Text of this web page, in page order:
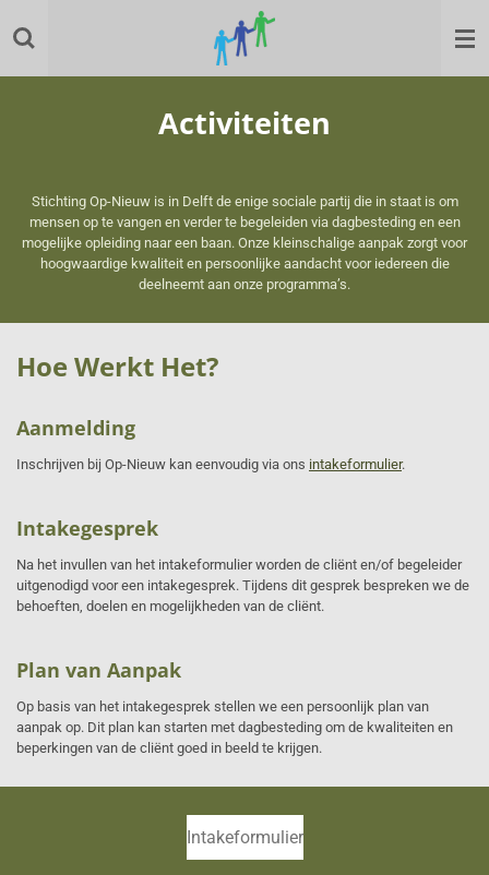
direct
Activiteiten
Stichting Op-Nieuw is in Delft de enige sociale partij die in staat is om
mensen op te vangen en verder te begeleiden via dagbesteding en een
mogelijke opleiding naar een baan. Onze kleinschalige aanpak zorgt voor
hoogwaardige kwaliteit en persoonlijke aandacht voor iedereen die
deelneemt aan onze programma’s.
Hoe Werkt Het?
Aanmelding
Inschrijven bij Op-Nieuw kan eenvoudig via ons intakeformulier.
Intakegesprek
Na het invullen van het intakeformulier worden de cliënt en/of begeleider
uitgenodigd voor een intakegesprek. Tijdens dit gesprek bespreken we de
behoeften, doelen en mogelijkheden van de cliënt.
Plan van Aanpak
Op basis van het intakegesprek stellen we een persoonlijk plan van
aanpak op. Dit plan kan starten met dagbesteding om de kwaliteiten en
beperkingen van de cliënt goed in beeld te krijgen.
Intakeformulier